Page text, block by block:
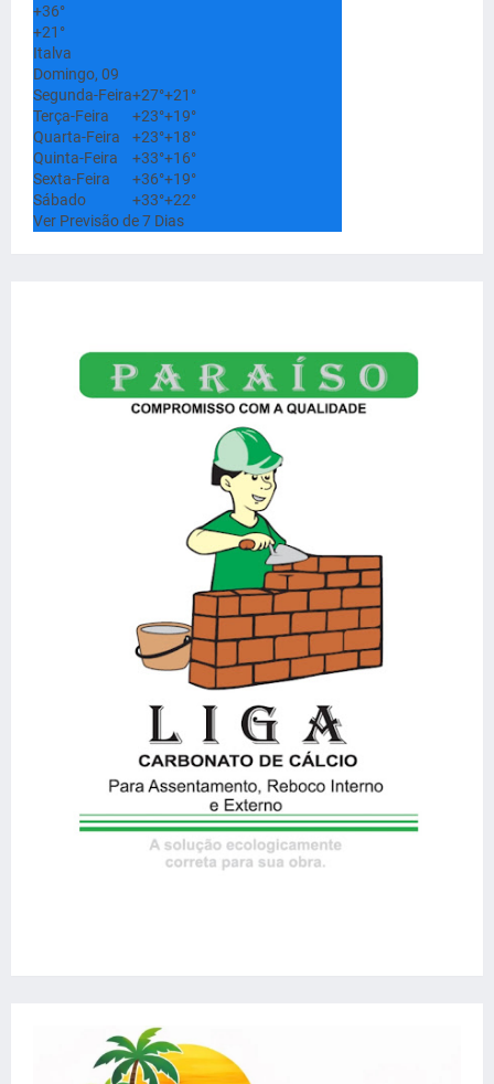
+36°
+21°
Italva
Domingo, 09
Segunda-Feira+27°+21°
Terça-Feira
+23°+19°
Quarta-Feira
+23°+18°
Quinta-Feira
+33°+16°
Sexta-Feira
+36°+19°
Sábado
+33°+22°
Ver Previsão de 7 Dias